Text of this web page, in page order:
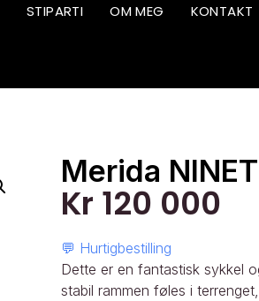
STIPARTI OM MEG KONTAKT
Merida
Kr 120 000
💬 Hurtigbestilling
Dette er en fantastisk sykkel
stabil rammen føles i